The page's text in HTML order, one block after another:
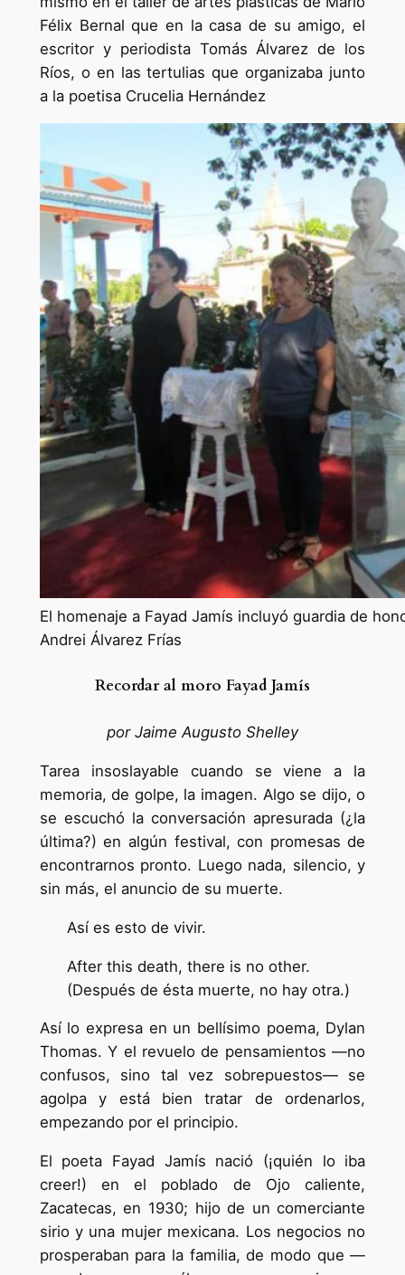
Félix Bernal que en la casa de su amigo, el
es­critor y pe­riodista Tomás Álvarez de los
Ríos, o en las tertulias que organizaba junto
a la poetisa Cru­celia Her­nández
El homenaje a Fayad Jamís incluyó guardia de
Andrei Álvarez Frías
Recordar al moro Fayad Jamís
por Jaime Augusto Shelley
Tarea insoslayable cuando se viene a la
memoria, de golpe, la imagen. Algo se dijo, o
se escuchó la conversación apresurada (¿la
última?) en algún festival, con promesas de
encontrarnos pronto. Luego nada, silencio, y
sin más, el anuncio de su muerte.
Así es esto de vivir.
After this death, there is no other.
(Después de ésta muerte, no hay otra.)
Así lo expresa en un bellísimo poema, Dylan
Thomas. Y el revuelo de pensamientos —no
confusos, sino tal vez sobrepuestos— se
agolpa y está bien tratar de ordenarlos,
empezando por el principio.
El poeta Fayad Jamís nació (¡quién lo iba
creer!) en el poblado de Ojo caliente,
Zacatecas, en 1930; hijo de un comerciante
sirio y una mujer mexicana. Los negocios no
prosperaban para la familia, de modo que —